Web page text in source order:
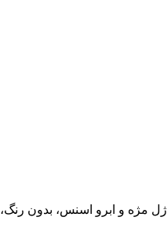
ژل مژه و ابرو اسنس، بدون رنگ،